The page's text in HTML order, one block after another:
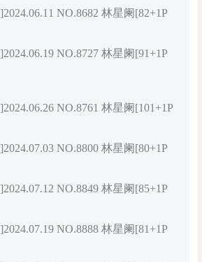
NO.8682 林星阑[82+1P
NO.8727 林星阑[91+1P
NO.8761 林星阑[101+1P
NO.8800 林星阑[80+1P
NO.8849 林星阑[85+1P
NO.8888 林星阑[81+1P